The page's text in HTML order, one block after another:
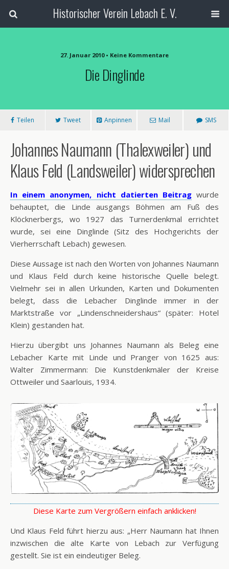
Historischer Verein Lebach E. V.
27. Januar 2010 • Keine Kommentare
Die Dinglinde
Teilen Tweet Anpinnen Mail SMS
Johannes Naumann (Thalexweiler) und
Klaus Feld (Landsweiler) widersprechen
In einem anonymen, nicht datierten Beitragwurde
behauptet, die Linde ausgangs Böhmen am Fuß des
Klöcknerbergs, wo 1927 das Turnerdenkmal errichtet
wurde, sei eine Dinglinde (Sitz des Hochgerichts der
Vierherrschaft Lebach) gewesen.
Diese Aussage ist nach den Worten von Johannes Naumann
und Klaus Feld durch keine historische Quelle belegt.
Vielmehr sei in allen Urkunden, Karten und Dokumenten
belegt, dass die Lebacher Dinglinde immer in der
Marktstraße vor „Lindenschneidershaus“ (später: Hotel
Klein) gestanden hat.
Hierzu übergibt uns Johannes Naumann als Beleg eine
Lebacher Karte mit Linde und Pranger von 1625 aus:
Walter Zimmermann: Die Kunstdenkmäler der Kreise
Ottweiler und Saarlouis, 1934.
Diese Karte zum Vergrößern einfach anklicken!
Und Klaus Feld führt hierzu aus: „Herr Naumann hat Ihnen
inzwischen die alte Karte von Lebach zur Verfügung
gestellt. Sie ist ein eindeutiger Beleg.